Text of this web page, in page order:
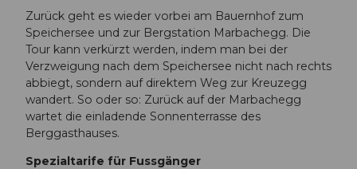
Zurück geht es wieder vorbei am Bauernhof zum
Speichersee und zur Bergstation Marbachegg. Die
Tour kann verkürzt werden, indem man bei der
Verzweigung nach dem Speichersee nicht nach rechts
abbiegt, sondern auf direktem Weg zur Kreuzegg
wandert. So oder so: Zurück auf der Marbachegg
wartet die einladende Sonnenterrasse des
Berggasthauses.
Spezialtarife für Fussgänger